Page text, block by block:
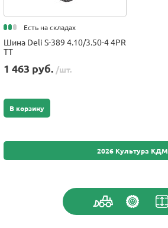
Есть на складах
Шина Deli S-389 4.10/3.50-4 4PR
TT
1 463 руб. /шт.
В корзину
2026 Культура КДМ